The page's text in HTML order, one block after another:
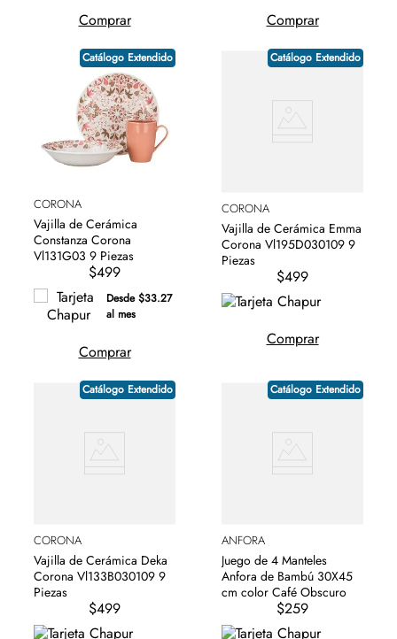
Comprar Comprar
Catálogo Extendido
CORONA
Vajilla de Cerámica
Constanza Corona
Vl131G03 9 Piezas
$499
Desde $33.27
al mes
Comprar
Catálogo Extendido
CORONA
Vajilla de Cerámica Emma
Corona Vl195D030109 9
Piezas
$499
Comprar
Catálogo Extendido
CORONA
Vajilla de Cerámica Deka
Corona Vl133B030109 9
Piezas
$499
Catálogo Extendido
ANFORA
Juego de 4 Manteles
Anfora de Bambú 30X45
cm color Café Obscuro
$259